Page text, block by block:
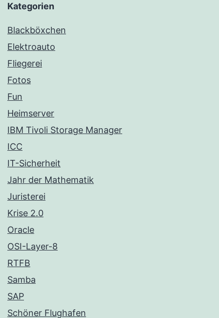
Kategorien
Blackböxchen
Elektroauto
Fliegerei
Fotos
Fun
Heimserver
IBM Tivoli Storage Manager
ICC
IT-Sicherheit
Jahr der Mathematik
Juristerei
Krise 2.0
Oracle
OSI-Layer-8
RTFB
Samba
SAP
Schöner Flughafen